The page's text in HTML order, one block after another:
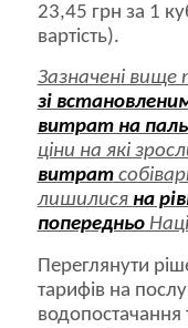
23,45 грн за 1
вартість).
Зазначені
зі
витрат на
ціни на які
витрат
лишилися на
попередньо
Переглянути
тарифів на
водопостачання